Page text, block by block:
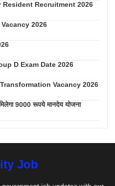
Resident Recruitment 2026
2026
D Exam Date 2026
Vacancy 2026
9000 रूपये मानदेय योजना
Job